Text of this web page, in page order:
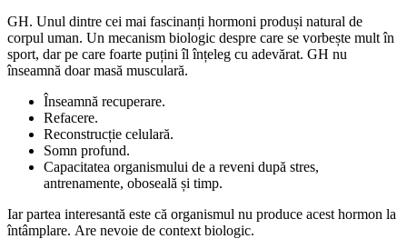
GH. Unul dintre cei mai fascinanți hormoni produși natural de
corpul uman. Un mecanism biologic despre care se vorbește mult în
sport, dar pe care foarte puțini îl înțeleg cu adevărat. GH nu
înseamnă doar masă musculară.
Înseamnă recuperare.
Refacere.
Reconstrucție celulară.
Somn profund.
Capacitatea organismului de a reveni după stres,
antrenamente, oboseală și timp.
Iar partea interesantă este că organismul nu produce acest hormon la
întâmplare. Are nevoie de context biologic.